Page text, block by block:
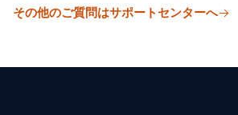
庫しています。
するオールリスク貨物保険を提供しま
その他のご質問はサポートセンターへ